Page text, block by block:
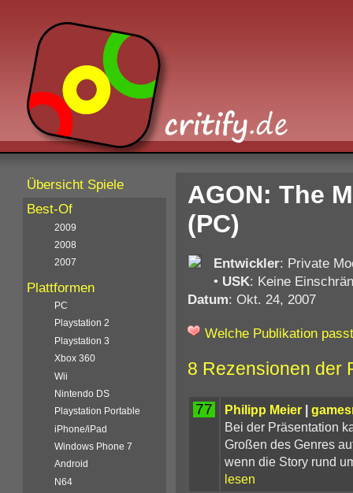
AGON: The
(PC)
Entwickler: Private
• USK: Keine
Datum: Okt. 24, 2007
Welche Publikation
8 Rezensionen der
77 Philipp Meier|
Bei der Präsentation
Großen des Genres
wenn die Story rund
lesen
Übersicht Spiele
Best-Of
2009
2008
2007
Plattformen
PC
Playstation 2
Playstation 3
Xbox 360
Wii
Nintendo DS
Playstation Portable
iPhone/iPad
Windows Phone 7
Android
N64